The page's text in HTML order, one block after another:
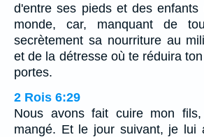
d'entre ses pieds et des enfants
monde, car, manquant de
secrètement sa nourriture au
et de la détresse où te réduira
portes.
2 Rois 6:29
Nous avons fait cuire mon
mangé. Et le jour suivant, je lui